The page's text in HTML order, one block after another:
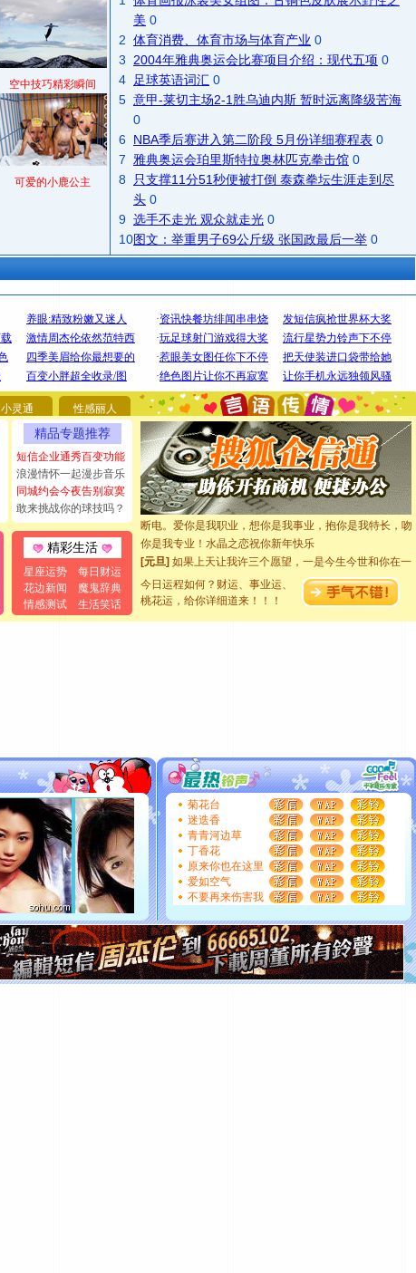
空中技巧精彩瞬间
可爱的小鹿公主
美 0
2 体育消费、体育市场与体育产业 0
3
2004年雅典奥运会比赛项目介绍：现代五项 0
4
足球英语词汇 0
5 意甲-莱切主场2-1胜乌迪内斯 暂时远离降级苦海
0
6 NBA季后赛进入第二阶段 5月份详细赛程表 0
7
雅典奥运会珀里斯特拉奥林匹克拳击馆 0
8
只支撑11分51秒便被打倒 泰森拳坛生涯走到尽
头 0
9 选手不走光 观众就走光 0
10图文：举重男子69公斤级 张国政最后一举 0
小灵通 性感丽人
精品专题推荐
短信企业通秀百变功能
浪漫情怀一起漫步音乐
同城约会今夜告别寂寞
敢来挑战你的球技吗？
精彩生活
星座运势
每日财运
花边新闻
魔鬼辞典
情感测试
生活笑话
[圣诞节] 圣诞节到了，想想没什么送给你的，又不打算给
你太多，只有给你五千万：千万快乐！千万要健康！千万
[圣诞节]不只这样的日子才会想起你,而是这样的日子才
能正大光明地骚扰你,告诉你,圣诞要快乐!新年要快乐!天天
都要快乐噢!
[圣诞节]奉上一颗祝福的心,在这个特别的日子里,愿幸福,
如意,快乐,鲜花,一切美好的祝愿与你同在.圣诞快乐!
[元旦]看到你我会触电；看不到你我要充电；没有你我会
断电。爱你是我职业，想你是我事业，抱你是我特长，吻
你是我专业！水晶之恋祝你新年快乐
[元旦]如果上天让我许三个愿望，一是今生今世和你在一
起；二是再生再世和你在一起；三是三生三世和你不再分
离。水晶之恋祝你新年快乐
[元旦]当我狠下心扭头离去那一刻，你在我身后无助地哭
泣，这痛楚让我明白我多么爱你。我转身抱住你：这猪不
[圣诞节]圣诞节到了，想想没什么送给你的，又不打算给
你太多，只有给你五千万：千万快乐！千万要健康！千万
要平安！千万要知足！千万不要忘记我！
[圣诞节]不只这样的日子才会想起你,而是这样的日子才
能正大光明地骚扰你,告诉你,圣诞要快乐!新年要快乐!天天
都要快乐噢!
[圣诞节]奉上一颗祝福的心,在这个特别的日子里,愿幸福,
如意,快乐,鲜花,一切美好的祝愿与你同在.圣诞快乐!
[元旦]
看到你我会触电；看不到你我要充电；没有你我会
断电。爱你是我职业，想你是我事业，抱你是我特长，吻
你是我专业！水晶之恋祝你新年快乐
[元旦]如果上天让我许三个愿望，一是今生今世和你在一
起；二是再生再世和你在一起；三是三生三世和你不再分
今日运程如何？财运、事业运、
桃花运，给你详细道来！！！
菊花台
迷迭香
青青河边草
丁香花
原来你也在这里
爱如空气
不要再来伤害我